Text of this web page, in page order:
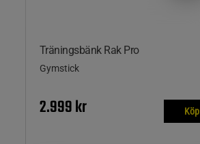
Träningsbänk Rak Pro
Gymstick
2.999 kr Köp